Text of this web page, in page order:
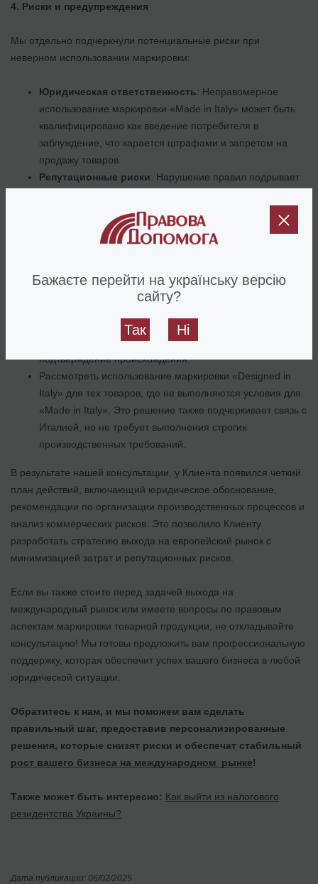
4. Риски и предупреждения
Мы отдельно подчеркнули потенциальные риски при
неверном использовании маркировки:
Юридическая ответственность: Неправомерное
использование маркировки «Made in Italy» может быть
квалифицировано как введение потребителя в
заблуждение, что карается штрафами и запретом на
продажу товаров.
Репутационные риски: Нарушение правил подрывает
5. Рекомендации по коммерческой стратегии
Мы предложили Клиенту:
Инвестировать в создание итальянской фирмы
(фабрики) для выполнения финальных операций, что
повысит доверие потребителей и упростит юридическое
подтверждение происхождения.
Рассмотреть использование маркировки «Designed in
Italy» для тех товаров, где не выполняются условия для
«Made in Italy». Это решение также подчеркивает связь с
Италией, но не требует выполнения строгих
производственных требований.
В результате нашей консультации, у Клиента появился четкий
план действий, включающий юридическое обоснование,
рекомендации по организации производственных процессов и
анализ коммерческих рисков. Это позволило Клиенту
разработать стратегию выхода на европейский рынок с
минимизацией затрат и репутационных рисков.
Если вы также стоите перед задачей выхода на
международный рынок или имеете вопросы по правовым
аспектам маркировки товарной продукции, не откладывайте
консультацию! Мы готовы предложить вам профессиональную
поддержку, которая обеспечит успех вашего бизнеса в любой
юридической ситуации.
Обратитесь к нам, и мы поможем вам сделать
правильный шаг, предоставив персонализированные
решения, которые снизят риски и обеспечат стабильный
рост вашего бизнеса на международном рынке!
Также может быть интересно: Как выйти из налогового
резидентства Украины?
Дата публикации: 06/02/2025
Бажаєте перейти на українську версію
сайту?
Так Ні